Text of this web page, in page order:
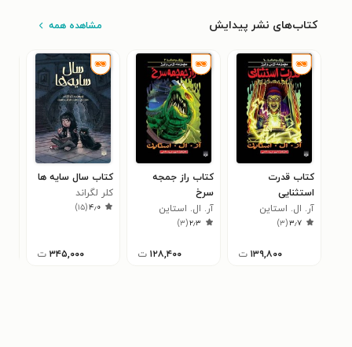
کتاب‌های نشر پیدایش مشاهده همه
کتاب قدرت
استثنایی
آر. ال. استاین
۳٫۷(۳)
۱۳۹,۸۰۰ ت
کتاب راز جمجه
سرخ
آر. ال. استاین
۲٫۳(۳)
۱۲۸,۴۰۰ ت
کتاب سال سایه ها
کلر لگراند
۴٫۰(۱۵)
۳۴۵,۰۰۰ ت